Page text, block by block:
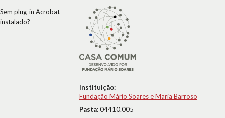
Instituição:
Fundação Mário Soares e Maria Barroso
Pasta:04410.005
Sem plug-in Acrobat
instalado?